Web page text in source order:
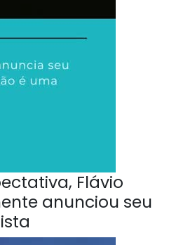
Flávio
anunciou seu